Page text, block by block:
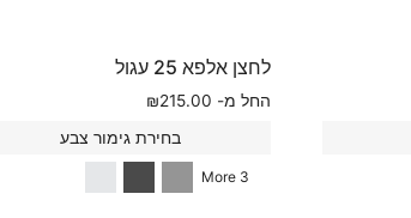
לחצן אלפא 25 עגול
החל מ- ₪215.00
בחירת גימור צבע
3 More